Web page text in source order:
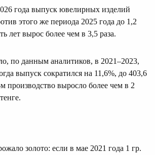
года выпуск ювелирных изделий
этого же периода 2025 года до 1,2
лет вырос более чем в 3,5 раза.
по данным аналитиков, в 2021–2023,
выпуск сократился на 11,6%, до 403,6
производство выросло более чем в 2
золото: если в мае 2021 года 1 гр.